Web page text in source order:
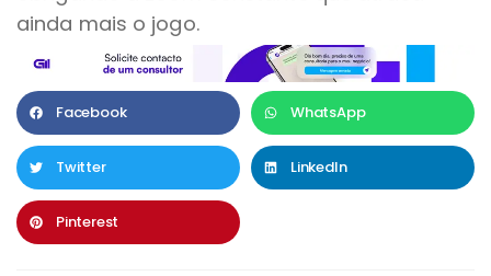
ainda mais o jogo.
Facebook WhatsApp
Twitter LinkedIn
Pinterest